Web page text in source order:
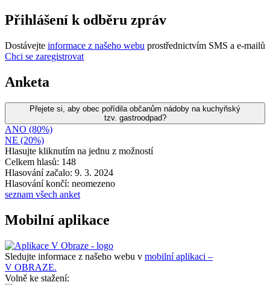
Přihlášení k odběru zpráv
Dostávejte informace z našeho webu prostřednictvím SMS a e-mailů
Chci se zaregistrovat
Anketa
Přejete si, aby obec pořídila občanům nádoby na kuchyňský
tzv. gastroodpad?
ANO (80%)
NE (20%)
Hlasujte kliknutím na jednu z možností
Celkem hlasů: 148
Hlasování začalo: 9. 3. 2024
Hlasování končí: neomezeno
seznam všech anket
Mobilní aplikace
Sledujte informace z našeho webu v mobilní aplikaci –
V OBRAZE.
Volně ke stažení: